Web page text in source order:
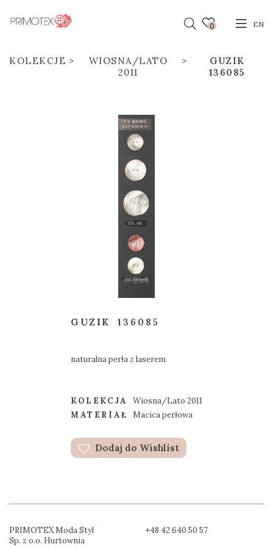
0 EN
KOLEKCJE
WIOSNA/LATO
2011
GUZIK
136085
GUZIK 136085
naturalna perła z laserem
KOLEKCJA
Wiosna/Lato 2011
MATERIAŁ
Macica perłowa
Dodaj do Wishlist
PRIMOTEX Moda Styl
Sp. z o.o. Hurtownia
+48 42 640 50 57